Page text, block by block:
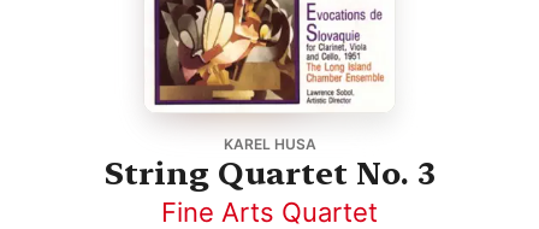
KAREL HUSA
String Quartet No. 3
Fine Arts Quartet